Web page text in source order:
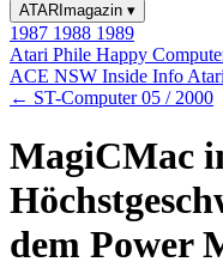
ATARImagazin ▾
1987 1988 1989
Atari Phile Happy
ACE NSW Inside Info
← ST-Computer 05 / 2000
MagiCMac
dem Power